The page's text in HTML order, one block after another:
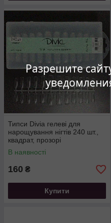
Разрешите
Типси Divia гелеві для
нарощування нігтів 240 шт.,
квадрат, прозорі
В наявності
160 ₴
Купити